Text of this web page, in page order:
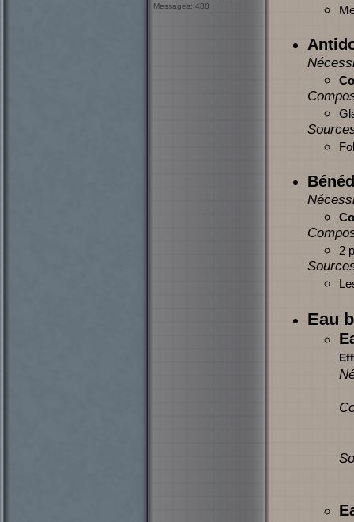
Messages: 488
2
Eau